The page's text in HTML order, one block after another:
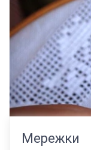
Мережки